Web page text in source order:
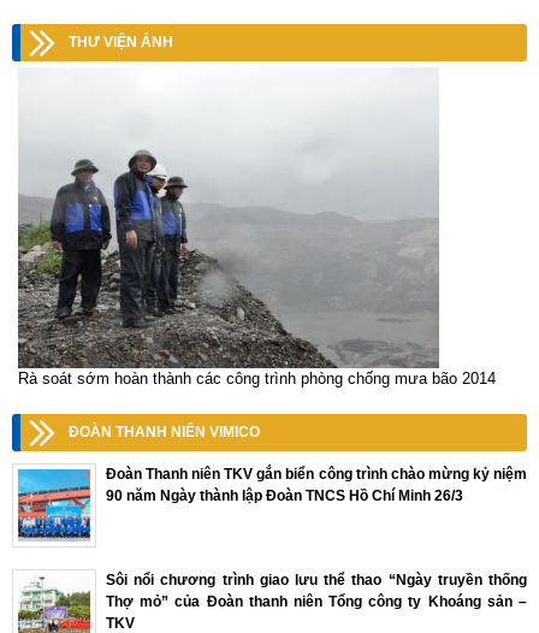
THƯ VIỆN ẢNH
Rà soát sớm hoàn thành các công trình phòng chống mưa bão 2014
ĐOÀN THANH NIÊN VIMICO
Đoàn Thanh niên TKV gắn biển công trình chào mừng kỷ niệm
90 năm Ngày thành lập Đoàn TNCS Hồ Chí Minh 26/3
Sôi nổi chương trình giao lưu thể thao “Ngày truyền thống
Thợ mỏ” của Đoàn thanh niên Tổng công ty Khoáng sản –
TKV